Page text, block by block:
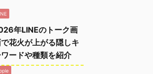
年LINEのトーク画
花火が上がる隠しキ
ードや種類を紹介